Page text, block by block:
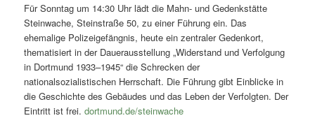
Für Sonntag um 14:30 Uhr lädt die Mahn- und Gedenkstätte
Steinwache, Steinstraße 50, zu einer Führung ein. Das
ehemalige Polizeigefängnis, heute ein zentraler Gedenkort,
thematisiert in der Dauerausstellung „Widerstand und Verfolgung
in Dortmund 1933–1945“ die Schrecken der
nationalsozialistischen Herrschaft. Die Führung gibt Einblicke in
die Geschichte des Gebäudes und das Leben der Verfolgten. Der
Eintritt ist frei.dortmund.de/steinwache